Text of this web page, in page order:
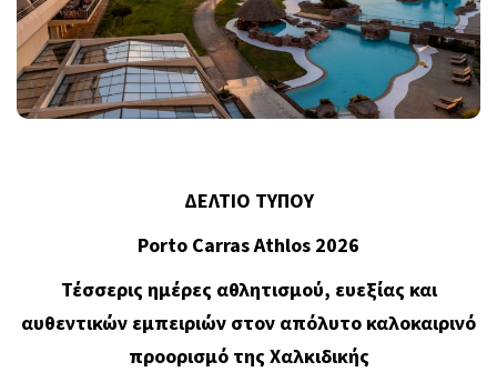
ΔΕΛΤΙΟ ΤΥΠΟΥ
Porto Carras Athlos 2026
Τέσσερις ημέρες αθλητισμού, ευεξίας και
αυθεντικών εμπειριών στον απόλυτο καλοκαιρινό
προορισμό της Χαλκιδικής